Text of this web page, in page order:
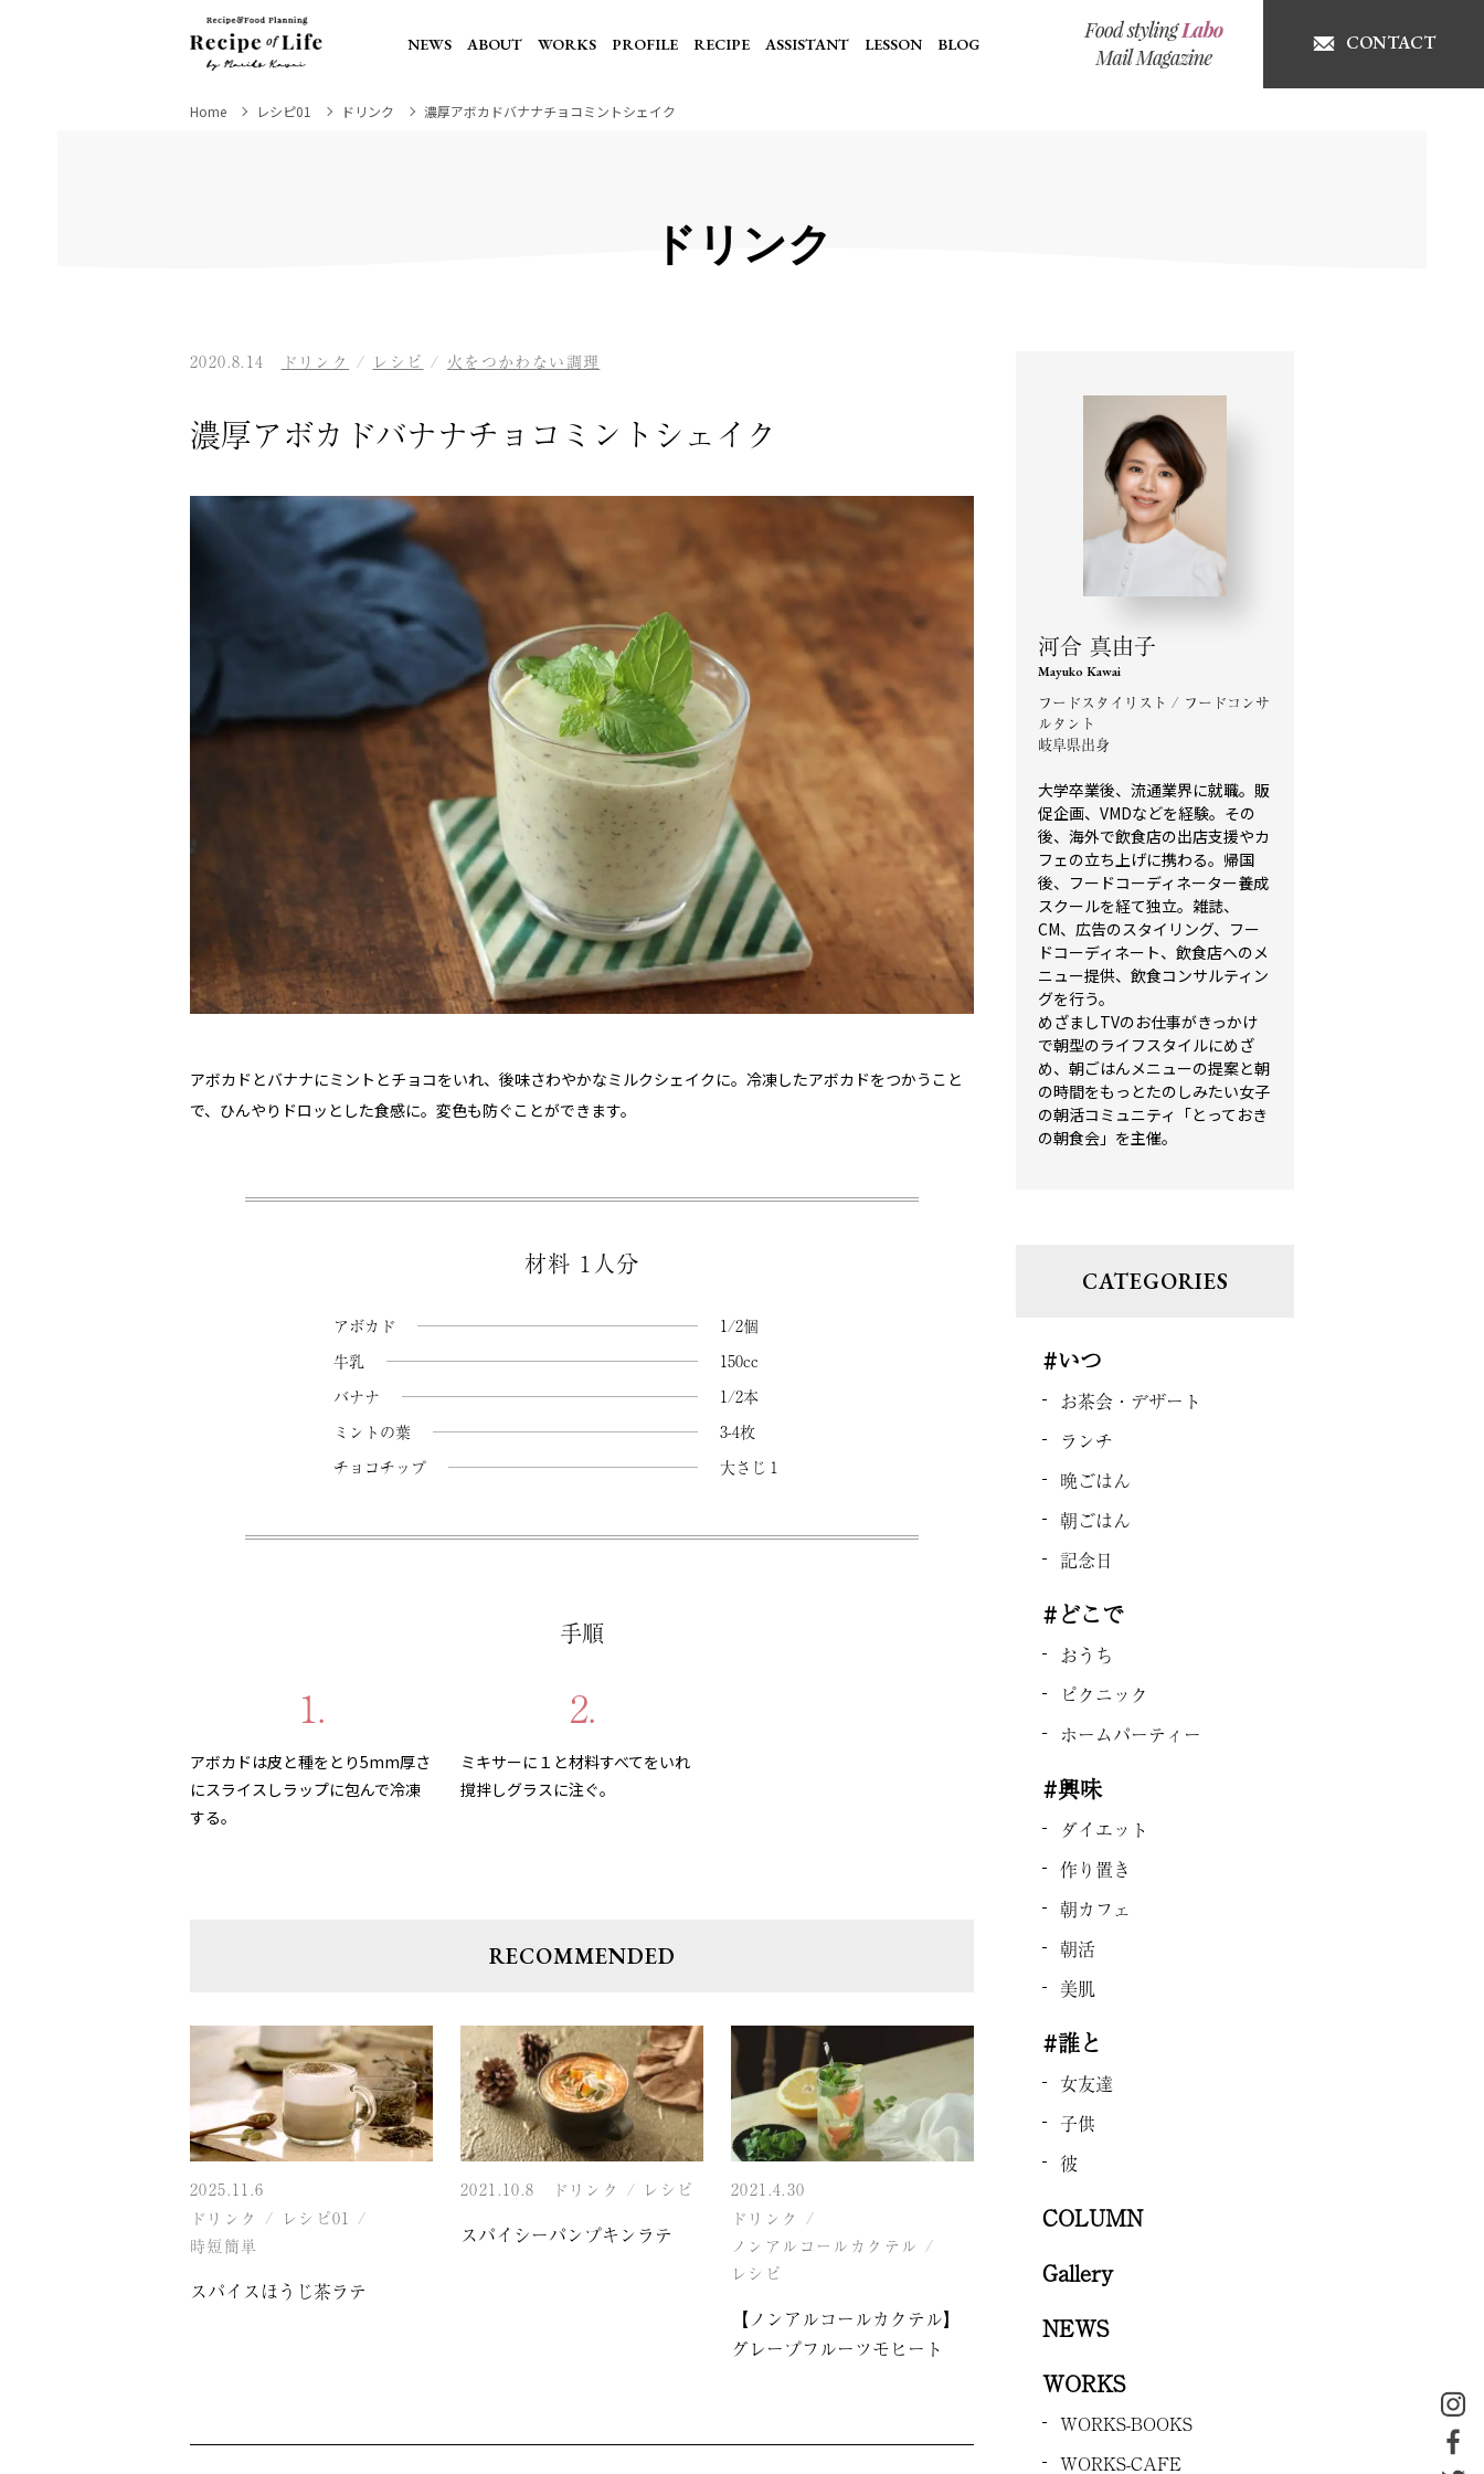
NEWS ABOUT WORKS PROFILE RECIPE ASSISTANT LESSON BLOG CONTACT
Home レシピ01 ドリンク 濃厚アボカドバナナチョコミントシェイク
ドリンク
2020.8.14 ドリンク / レシピ / 火をつかわない調理
濃厚アボカドバナナチョコミントシェイク
アボカドとバナナにミントとチョコをいれ、後味さわやかなミルクシェイクに。冷凍したアボカドをつかうこと
で、ひんやりドロッとした食感に。変色も防ぐことができます。
材料 1人分
アボカド
1/2個
牛乳
150cc
バナナ
1/2本
ミントの葉
3-4枚
チョコチップ
大さじ１
手順
1.
アボカドは皮と種をとり5mm厚さ
にスライスしラップに包んで冷凍
する。
2.
ミキサーに１と材料すべてをいれ
撹拌しグラスに注ぐ。
RECOMMENDED
2025.11.6
ドリンク / レシピ01 /
時短簡単
スパイスほうじ茶ラテ
2021.10.8 ドリンク / レシピ
スパイシーパンプキンラテ
2021.4.30
ドリンク /
ノンアルコールカクテル /
レシピ
【ノンアルコールカクテル】
グレープフルーツモヒート
河合 真由子
Mayuko Kawai
フードスタイリスト / フードコンサ
ルタント
岐阜県出身
大学卒業後、流通業界に就職。販
促企画、VMDなどを経験。その
後、海外で飲食店の出店支援やカ
フェの立ち上げに携わる。帰国
後、フードコーディネーター養成
スクールを経て独立。雑誌、
CM、広告のスタイリング、フー
ドコーディネート、飲食店へのメ
ニュー提供、飲食コンサルティン
グを行う。
めざましTVのお仕事がきっかけ
で朝型のライフスタイルにめざ
め、朝ごはんメニューの提案と朝
の時間をもっとたのしみたい女子
の朝活コミュニティ「とっておき
の朝食会」を主催。
CATEGORIES
#いつ
お茶会・デザート
ランチ
晩ごはん
朝ごはん
記念日
#どこで
おうち
ピクニック
ホームパーティー
#興味
ダイエット
作り置き
朝カフェ
朝活
美肌
#誰と
女友達
子供
彼
COLUMN
Gallery
NEWS
WORKS
WORKS-BOOKS
WORKS-CAFE